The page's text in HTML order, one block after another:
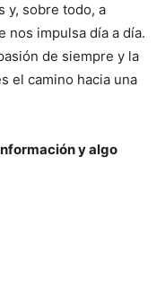
y, sobre todo, a
nos impulsa día a día.
de siempre y la
el camino hacia una
y algo